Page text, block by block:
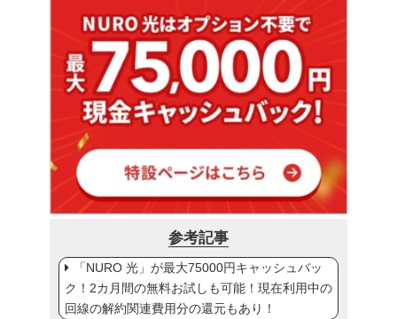
参考記事
「NURO 光」が最大75000円キャッシュバッ
ク！2カ月間の無料お試しも可能！現在利用中の
回線の解約関連費用分の還元もあり！